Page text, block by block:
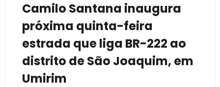
Camilo Santana inaugura
próxima quinta-feira
estrada que liga BR-222 ao
distrito de São Joaquim, em
Umirim